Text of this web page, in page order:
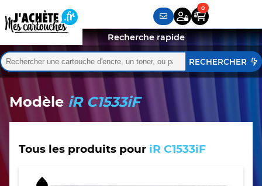
Rechercher :
Quand les résultats de l'auto-complétion sont
Recherche rapide
Modèle iR C1533iF
Tous les produits pour iR C1533iF